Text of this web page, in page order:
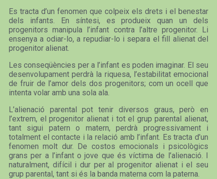
Es tracta d’un fenomen que colpeix els drets i el benestar
dels infants. En síntesi, es produeix quan un dels
progenitors manipula l’infant contra l’altre progenitor. Li
ensenya a odiar-lo, a repudiar-lo i separa el fill alienat del
progenitor alienat.
Les conseqüències per a l’infant es poden imaginar. El seu
desenvolupament perdrà la riquesa, l’estabilitat emocional
de fruir de l’amor dels dos progenitors; com un ocell que
intenta volar amb una sola ala.
L’alienació parental pot tenir diversos graus, però en
l’extrem, el progenitor alienat i tot el grup parental alienat,
tant sigui patern o matern, perdrà progressivament i
totalment el contacte i la relació amb l’infant. Es tracta d’un
fenomen molt dur. De costos emocionals i psicològics
grans per a l’infant o jove que és víctima de l’alienació. I
naturalment, difícil i dur per al progenitor alienat i el seu
grup parental, tant si és la banda materna com la paterna.